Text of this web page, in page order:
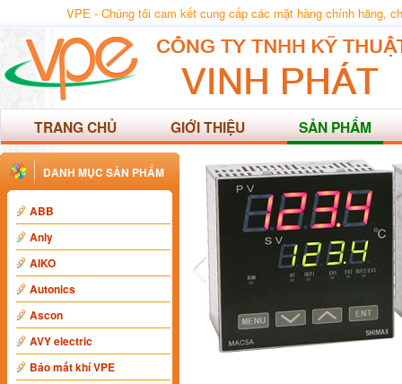
VPE - Chúng tôi cam kết cung cấp các mặt hàng chính hãng,
TRANG CHỦ GIỚI THIỆU SẢN PHẨM
DANH MỤC SẢN PHẨM
ABB
Anly
AIKO
Autonics
Ascon
AVY electric
Báo mất khí VPE